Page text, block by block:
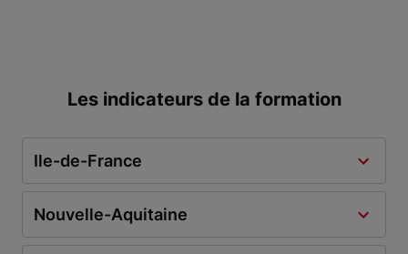
Les indicateurs de la formation
Ile-de-France
Nouvelle-Aquitaine